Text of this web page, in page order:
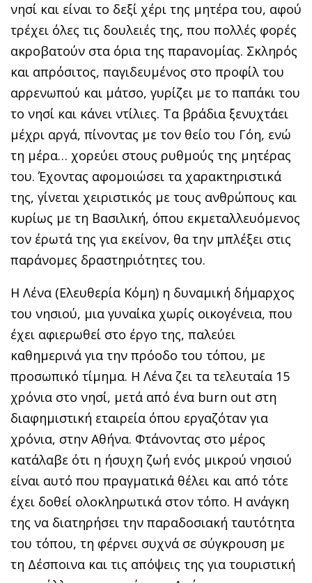
νησί και είναι το δεξί χέρι της μητέρα του, αφού
τρέχει όλες τις δουλειές της, που πολλές φορές
ακροβατούν στα όρια της παρανομίας. Σκληρός
και απρόσιτος, παγιδευμένος στο προφίλ του
αρρενωπού και μάτσο, γυρίζει με το παπάκι του
το νησί και κάνει ντίλιες. Τα βράδια ξενυχτάει
μέχρι αργά, πίνοντας με τον θείο του Γόη, ενώ
τη μέρα… χορεύει στους ρυθμούς της μητέρας
του. Έχοντας αφομοιώσει τα χαρακτηριστικά
της, γίνεται χειριστικός με τους ανθρώπους και
κυρίως με τη Βασιλική, όπου εκμεταλλευόμενος
τον έρωτά της για εκείνον, θα την μπλέξει στις
παράνομες δραστηριότητες του.
Η Λένα (Ελευθερία Κόμη) η δυναμική δήμαρχος
του νησιού, μια γυναίκα χωρίς οικογένεια, που
έχει αφιερωθεί στο έργο της, παλεύει
καθημερινά για την πρόοδο του τόπου, με
προσωπικό τίμημα. Η Λένα ζει τα τελευταία 15
χρόνια στο νησί, μετά από ένα burn out στη
διαφημιστική εταιρεία όπου εργαζόταν για
χρόνια, στην Αθήνα. Φτάνοντας στο μέρος
κατάλαβε ότι η ήσυχη ζωή ενός μικρού νησιού
είναι αυτό που πραγματικά θέλει και από τότε
έχει δοθεί ολοκληρωτικά στον τόπο. Η ανάγκη
της να διατηρήσει την παραδοσιακή ταυτότητα
του τόπου, τη φέρνει συχνά σε σύγκρουση με
τη Δέσποινα και τις απόψεις της για τουριστική